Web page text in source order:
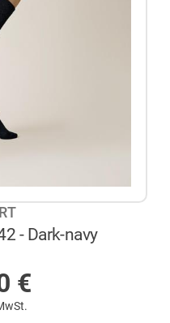
- Dark-navy
€